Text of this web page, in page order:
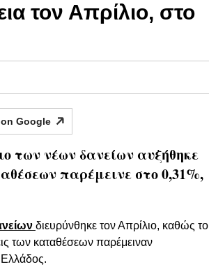
τον Απρίλιο, στο
Google
των νέων δανείων αυξήθηκε
παρέμεινε στο 0,31%,
διευρύνθηκε τον Απρίλιο, καθώς το
των καταθέσεων παρέμειναν
Ελλάδος.